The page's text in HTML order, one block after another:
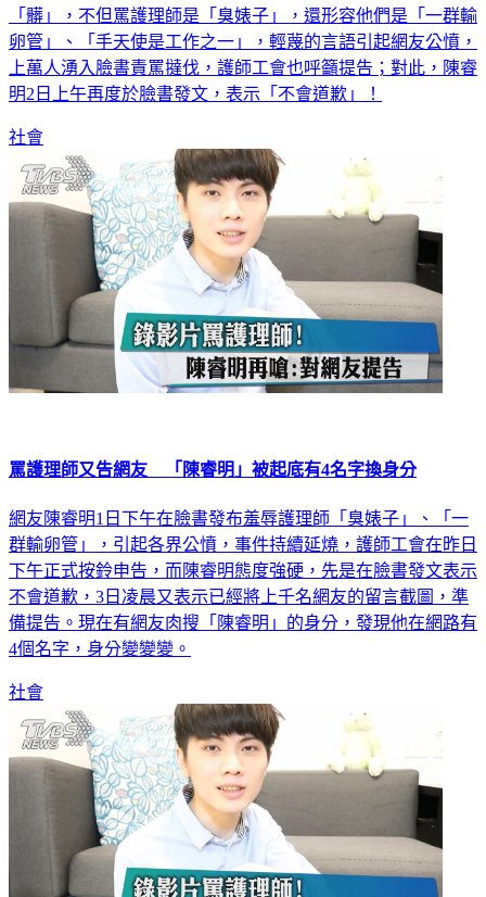
「髒」，不但罵護理師是「臭婊子」，還形容他們是「一群輸
卵管」、「手天使是工作之一」，輕蔑的言語引起網友公憤，
上萬人湧入臉書責罵撻伐，護師工會也呼籲提告；對此，陳睿
明2日上午再度於臉書發文，表示「不會道歉」！
社會
罵護理師又告網友 「陳睿明」被起底有4名字換身分
網友陳睿明1日下午在臉書發布羞辱護理師「臭婊子」、「一
群輸卵管」，引起各界公憤，事件持續延燒，護師工會在昨日
下午正式按鈴申告，而陳睿明態度強硬，先是在臉書發文表示
不會道歉，3日凌晨又表示已經將上千名網友的留言截圖，準
備提告。現在有網友肉搜「陳睿明」的身分，發現他在網路有
4個名字，身分變變變。
社會